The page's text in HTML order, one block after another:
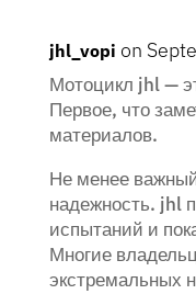
jhl_vopi on
Мотоцикл jhl —
Первое, что
материалов.
Не менее
надежность. jhl
испытаний и
Многие
экстремальных